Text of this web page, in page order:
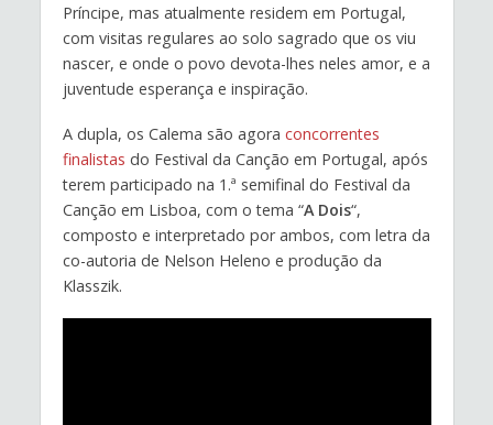
Príncipe, mas atualmente residem em Portugal,
com visitas regulares ao solo sagrado que os viu
nascer, e onde o povo devota-lhes neles amor, e a
juventude esperança e inspiração.
A dupla, os Calema são agora concorrentes
finalistas do Festival da Canção em Portugal, após
terem participado na 1.ª semifinal do Festival da
Canção em Lisboa, com o tema “A Dois“,
composto e interpretado por ambos, com letra da
co-autoria de Nelson Heleno e produção da
Klasszik.